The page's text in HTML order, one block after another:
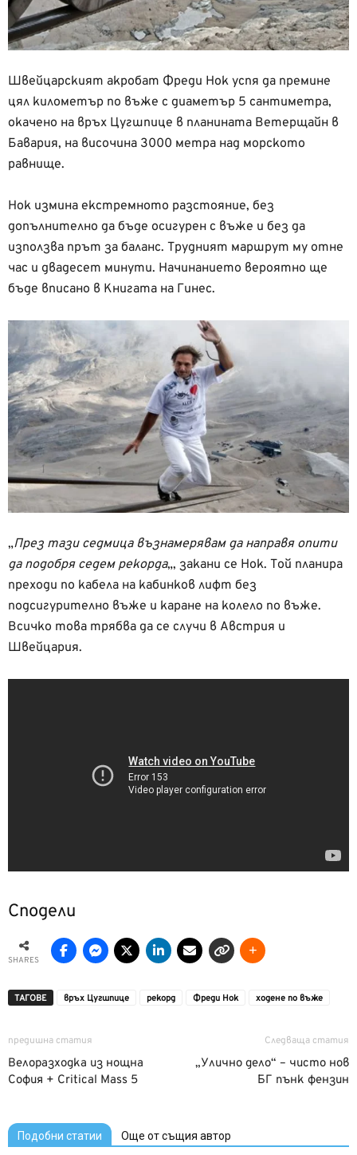
Швейцарският акробат Фреди Нок успя да премине
цял километър по въже с диаметър 5 сантиметра,
окачено на връх Цугшпице в планината Ветерщайн в
Бавария, на височина 3000 метра над морското
равнище.
Нок измина екстремното разстояние, без
допълнително да бъде осигурен с въже и без да
използва прът за баланс. Трудният маршрут му отне
час и двадесет минути. Начинанието вероятно ще
бъде вписано в Книгата на Гинес.
„През тази седмица възнамерявам да направя опити
да подобря седем рекорда„, закани се Нок. Той планира
преходи по кабела на кабинков лифт без
подсигурително въже и каране на колело по въже.
Всичко това трябва да се случи в Австрия и
Швейцария.
Сподели
SHARES
ТАГОВЕ връх Цугшпице рекорд Фреди Нок ходене по въже
предишна статия
Велоразходка из нощна
София + Сritiсal Mass 5
Следваща статия
„Улично дело“ – чисто нов
БГ пънк фензин
Подобни статии Още от същия автор